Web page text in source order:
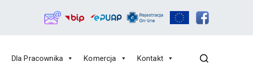
Dla Pracownika Komercja Kontakt